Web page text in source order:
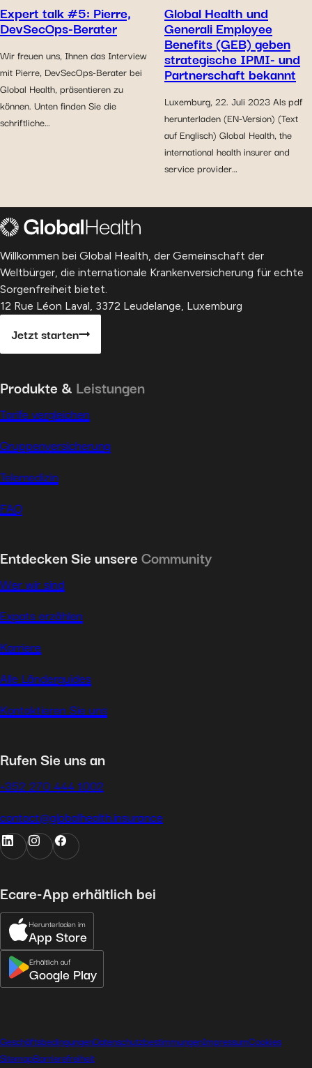
Expert talk #5: Pierre,
DevSecOps-Berater
Wir freuen uns, Ihnen das Interview
mit Pierre, DevSecOps-Berater bei
Global Health, präsentieren zu
können. Unten finden Sie die
schriftliche…
Global Health und
Generali Employee
Benefits (GEB) geben
strategische IPMI- und
Partnerschaft bekannt
Luxemburg, 22. Juli 2023 Als pdf
herunterladen (EN-Version) (Text
auf Englisch) Global Health, the
international health insurer and
service provider…
Willkommen bei Global Health, der Gemeinschaft der
Weltbürger, die internationale Krankenversicherung für echte
Sorgenfreiheit bietet.
12 Rue Léon Laval, 3372 Leudelange, Luxemburg
Jetzt starten
Produkte & Leistungen
Tarife vergleichen
Gruppenversicherung
Telemedizin
FAQ
Entdecken Sie unsereCommunity
Wer wir sind
Expats erzählen
Karriere
Alle Länderguides
Kontaktieren Sie uns
Rufen Sie uns an
+352 270 444 1002
contact@globalhealth.insurance
Ecare-App erhältlich bei
Herunterladen im
App Store
Erhältlich auf
Google Play
GeschäftsbedingungenDatenschutzbestimmungenImpressumCookies
SitemapBarrierefreiheit